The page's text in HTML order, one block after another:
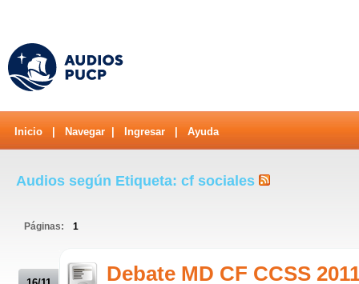
Inicio Navegar Ingresar Ayuda
Audios según Etiqueta: cf sociales
Páginas: 1
Debate MD CF CCSS